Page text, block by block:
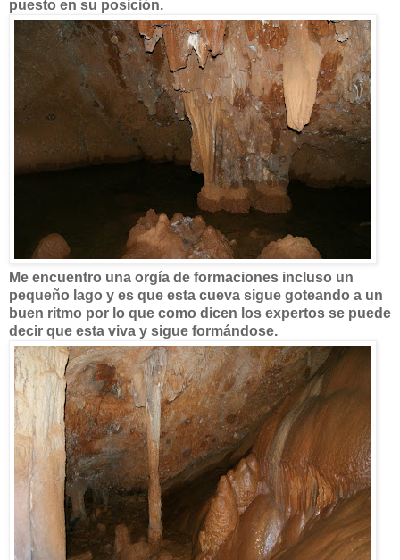
puesto en su posición.
Me encuentro una orgía de formaciones incluso un
pequeño lago y es que esta cueva sigue goteando a un
buen ritmo por lo que como dicen los expertos se puede
decir que esta viva y sigue formándose.